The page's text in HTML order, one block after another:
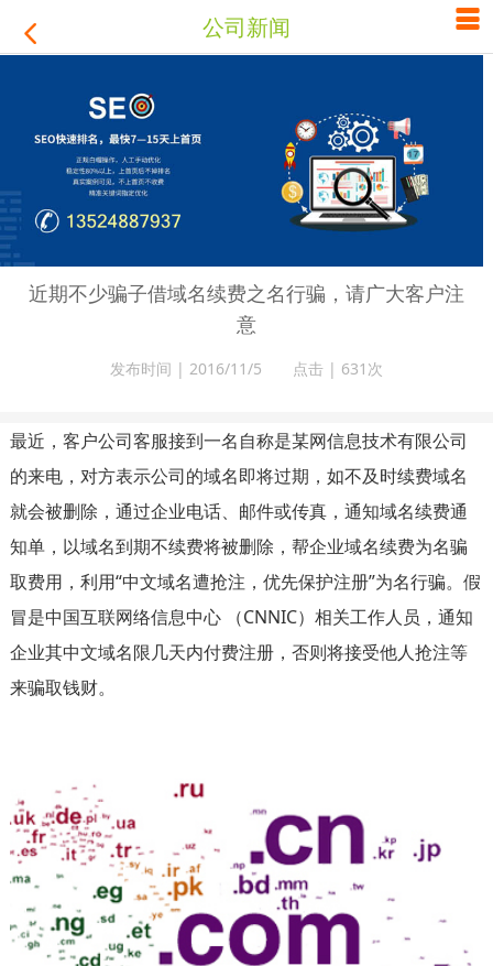
 公司新闻 
近期不少骗子借域名续费之名行骗，请广大客户注
意
发布时间 | 2016/11/5 点击 | 631次
最近，客户公司客服接到一名自称是某网信息技术有限公司
的来电，对方表示公司的域名即将过期，如不及时续费域名
就会被删除，通过企业电话、邮件或传真，通知域名续费通
知单，以域名到期不续费将被删除，帮企业域名续费为名骗
取费用，利用“中文域名遭抢注，优先保护注册”为名行骗。假
冒是中国互联网络信息中心 （CNNIC）相关工作人员，通知
企业其中文域名限几天内付费注册，否则将接受他人抢注等
来骗取钱财。